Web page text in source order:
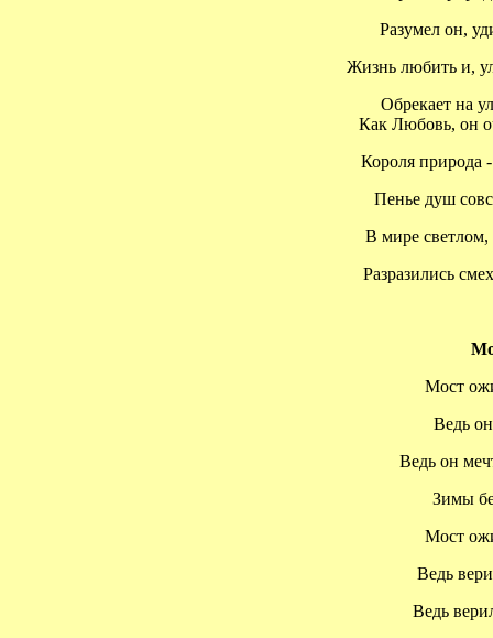
Разумел он,
Жизнь любить и,
Обрекает на
Как Любовь, он
Короля природа
Пенье душ
В мире светлом,
Разразились
Мост
Ведь он
Ведь он
Зимы
Мост
Ведь
Ведь